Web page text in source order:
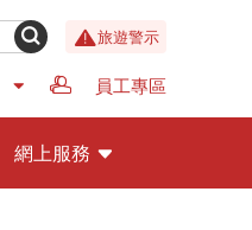
旅遊警示
員工專區
網上服務